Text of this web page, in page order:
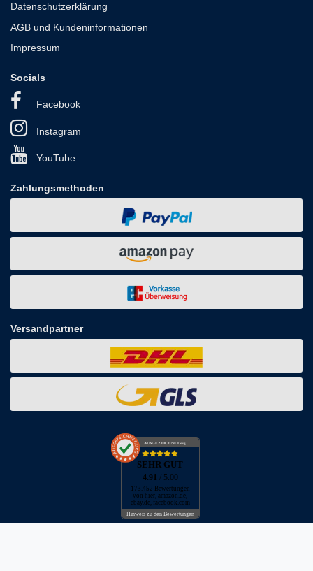
Datenschutzerklärung
AGB und Kundeninformationen
Impressum
Socials
Facebook
Instagram
YouTube
Zahlungsmethoden
Versandpartner
AUSGEZEICHNET.org
SEHR GUT
4.91 / 5.00
173.452 Bewertungen
von hier, amazon.de,
ebay.de, facebook.com
Hinweis zu den Bewertungen